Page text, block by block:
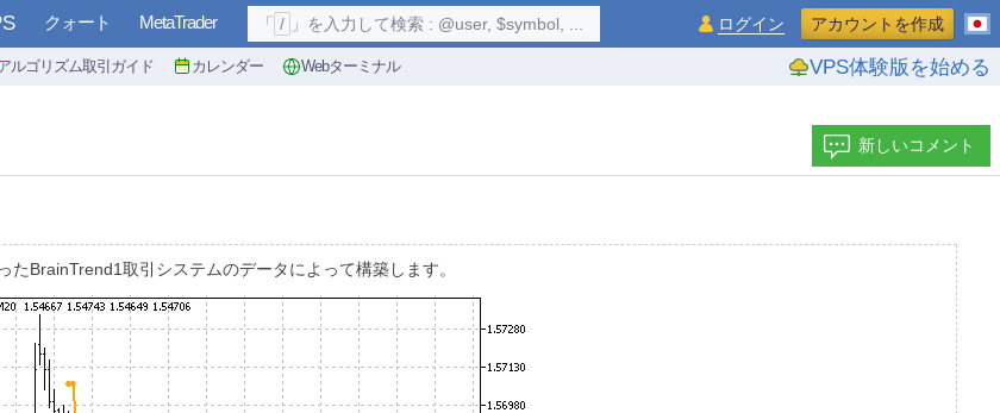
クォート MetaTrader
ルゴリズム取引ガイド カレンダー Webターミナル VPS体験版を始める
「 / 」を入力して検索 : @user, $symbol, ... ログイン アカウントを作成
新しいコメント
BrainTrend1取引システムのデータによって構築します。